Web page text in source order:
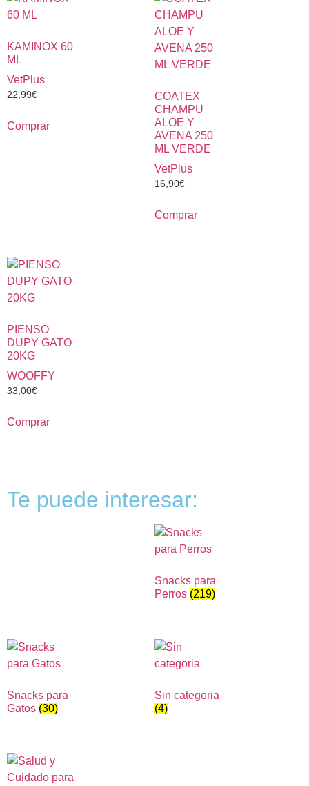
KAMINOX 60
ML
VetPlus
22,99€
Comprar
COATEX
CHAMPU
ALOE Y
AVENA 250
ML VERDE
VetPlus
16,90€
Comprar
PIENSO
DUPY GATO
20KG
WOOFFY
33,00€
Comprar
Te puede interesar:
Snacks para
Perros (219)
Snacks para
Gatos (30)
Sin categoria
(4)